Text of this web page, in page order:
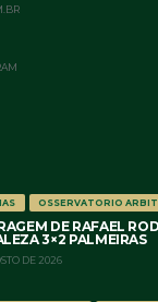
OSSERVATORIO
DE RAFAEL
3×2 PALMEIRAS
DE 2026